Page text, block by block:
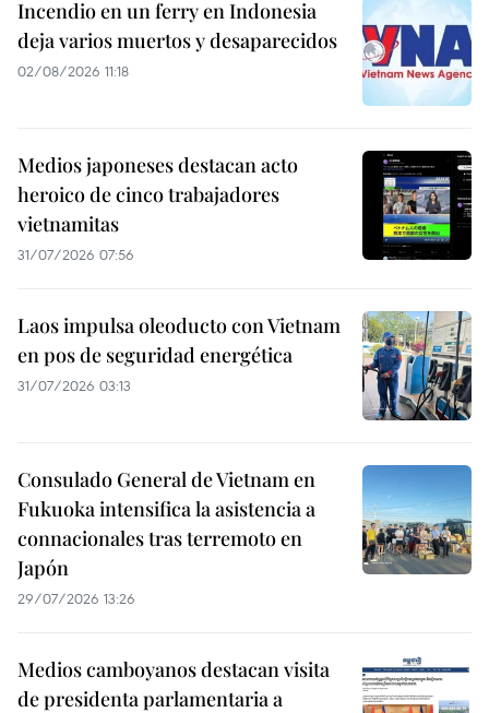
Incendio en un ferry en Indonesia
deja varios muertos y desaparecidos
02/08/2026 11:18
Medios japoneses destacan acto
heroico de cinco trabajadores
vietnamitas
31/07/2026 07:56
Laos impulsa oleoducto con Vietnam
en pos de seguridad energética
31/07/2026 03:13
Consulado General de Vietnam en
Fukuoka intensifica la asistencia a
connacionales tras terremoto en
Japón
29/07/2026 13:26
Medios camboyanos destacan visita
de presidenta parlamentaria a